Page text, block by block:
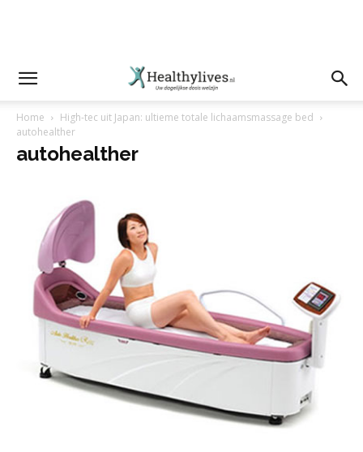
Home
High-tec uit Japan: ultieme totale lichaamsmassage bed
autohealther
autohealther